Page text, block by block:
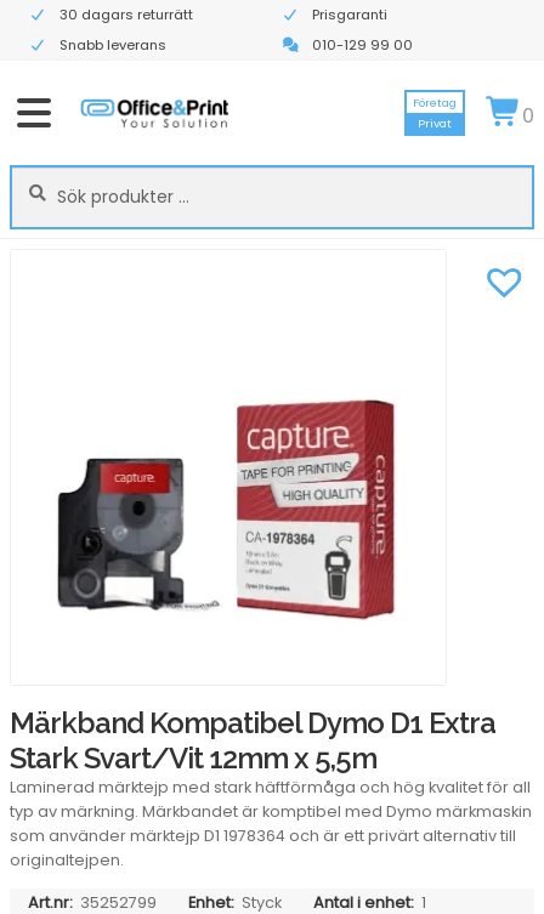
30 dagars returrätt
Prisgaranti
Snabb leverans
010-129 99 00
Sök
efter:
Sök
Företag
Privat
0
Märkband Kompatibel Dymo D1 Extra
Stark Svart/Vit 12mm x 5,5m
Laminerad märktejp med stark häftförmåga och hög kvalitet för all
typ av märkning. Märkbandet är komptibel med Dymo märkmaskin
som använder märktejp D1 1978364 och är ett privärt alternativ till
originaltejpen.
Art.nr: 35252799 Enhet: Styck Antal i enhet: 1